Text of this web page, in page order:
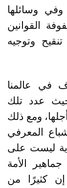
وفي وسائلها
القوانين
وتوجيه
في عالمنا
عدد تلك
ومع ذلك
المعرفي
ليست على
الأمة
إن كثيرًا من